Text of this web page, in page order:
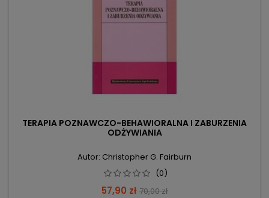
TERAPIA POZNAWCZO-BEHAWIORALNA I ZABURZENIA
ODŻYWIANIA
Autor: Christopher G. Fairburn
(0)
Cena
57,90 zł Cena
70,00 zł